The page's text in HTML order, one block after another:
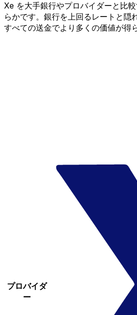
Xe を大手銀行やプロバイダーと比
らかです。銀行を上回るレートと隠
すべての送金でより多くの価値が得
プロバイダ
ー